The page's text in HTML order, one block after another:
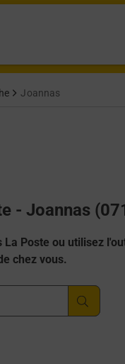
Joannas
- Joannas
Poste ou utilisez
chez vous.